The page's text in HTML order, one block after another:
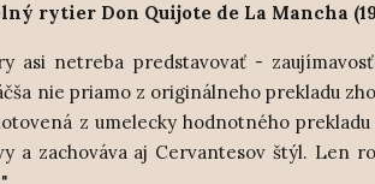
rytier Don Quijote de La Mancha
asi netreba predstavovať -
nie priamo z originálneho prekladu
z umelecky hodnotného
a zachováva aj Cervantesov štýl. Len